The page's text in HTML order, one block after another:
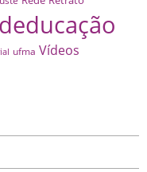
ufma Vídeos